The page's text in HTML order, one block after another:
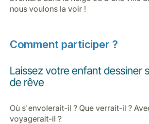
nous voulons la voir !
Comment participer ?
Laissez votre enfant dessiner
de rêve
Où s'envolerait-il ? Que verrait-il ?
voyagerait-il ?